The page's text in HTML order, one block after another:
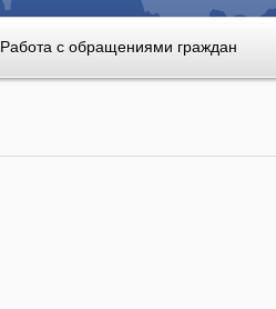
Работа с обращениями граждан